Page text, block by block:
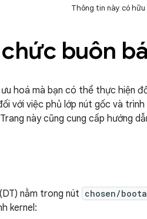
Thông tin này có hữu
buôn
hoá mà bạn có thể thực hiện
với việc phủ lớp nút gốc và
này cũng cung cấp hướng
nằm trong nút chosen/
kernel: